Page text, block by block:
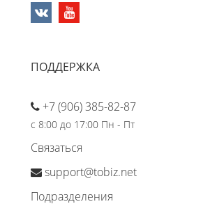
ПОДДЕРЖКА
+7 (906) 385-82-87
с 8:00 до 17:00 Пн - Пт
Связаться
support@tobiz.net
Подразделения